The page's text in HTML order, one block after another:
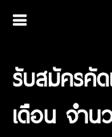
รับสมัครคั
เดือน จำน